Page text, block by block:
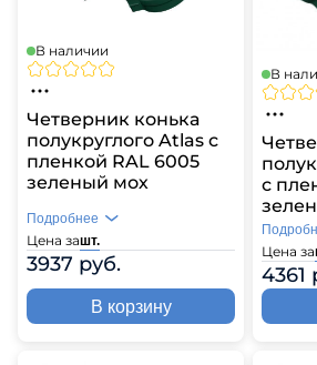
В наличии
Четверник конька
полукруглого Atlas с
пленкой RAL 6005
зеленый мох
Цена зашт.
3937 руб.
Подробнее
В корзину
В
с
Цена за
4361